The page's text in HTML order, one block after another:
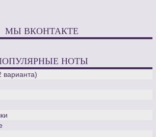
МЫ ВКОНТАКТЕ
НОТЫ
варианта)